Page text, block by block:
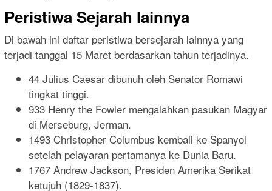
Peristiwa Sejarah lainnya
Di bawah ini daftar peristiwa bersejarah lainnya yang
terjadi tanggal 15 Maret berdasarkan tahun terjadinya.
44 Julius Caesar dibunuh oleh Senator Romawi
tingkat tinggi.
933 Henry the Fowler mengalahkan pasukan Magyar
di Merseburg, Jerman.
1493 Christopher Columbus kembali ke Spanyol
setelah pelayaran pertamanya ke Dunia Baru.
1767 Andrew Jackson, Presiden Amerika Serikat
ketujuh (1829-1837).